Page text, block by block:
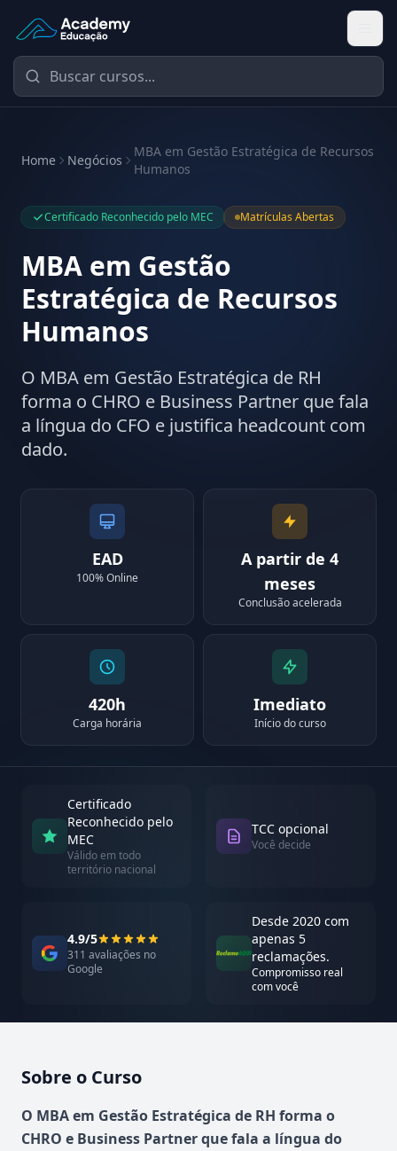
Academy Educação — Página Inicial
Home Negócios
MBA em Gestão Estratégica de Recursos
Humanos
Certificado Reconhecido pelo MEC Matrículas Abertas
MBA em Gestão
Estratégica de Recursos
Humanos
O MBA em Gestão Estratégica de RH
forma o CHRO e Business Partner que fala
a língua do CFO e justifica headcount com
dado.
EAD
100% Online
A partir de 4
meses
Conclusão acelerada
420h
Carga horária
Imediato
Início do curso
Certificado
Reconhecido pelo
MEC
Válido em todo
território nacional
TCC opcional
Você decide
4.9/5
311 avaliações no
Google
Desde 2020 com
apenas 5
reclamações.
Compromisso real
com você
Sobre o Curso
Atualizado em abril de 2026
O MBA em Gestão Estratégica de RH forma o
CHRO e Business Partner que fala a língua do